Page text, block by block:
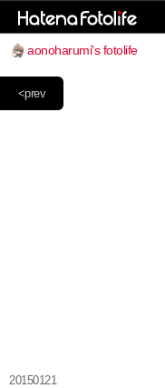
aonoharumi's fotolife
<prev
20150121